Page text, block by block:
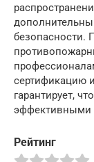
безопасности.
сертификацию
гарантирует,
эффективными
Рейтинг